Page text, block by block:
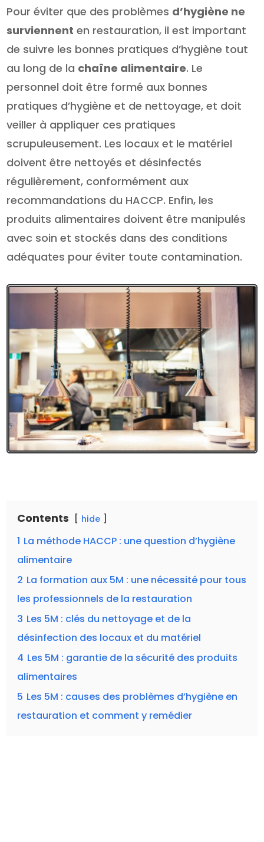
Pour éviter que des problèmes d’hygiène ne
surviennent en restauration, il est important
de suivre les bonnes pratiques d’hygiène tout
au long de la chaîne alimentaire. Le
personnel doit être formé aux bonnes
pratiques d’hygiène et de nettoyage, et doit
veiller à appliquer ces pratiques
scrupuleusement. Les locaux et le matériel
doivent être nettoyés et désinfectés
régulièrement, conformément aux
recommandations du HACCP. Enfin, les
produits alimentaires doivent être manipulés
avec soin et stockés dans des conditions
adéquates pour éviter toute contamination.
Contents hide
1 La méthode HACCP : une question d’hygiène
alimentaire
2 La formation aux 5M : une nécessité pour tous
les professionnels de la restauration
3 Les 5M : clés du nettoyage et de la
désinfection des locaux et du matériel
4 Les 5M : garantie de la sécurité des produits
alimentaires
5 Les 5M : causes des problèmes d’hygiène en
restauration et comment y remédier